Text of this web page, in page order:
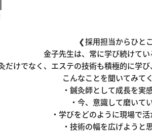
❮採用担当からひと
金子先生は、常に学び続けてい
だけでなく、エステの技術も積極的に学
こんなことを聞いてみて
・鍼灸師として成長を実
・今、意識して磨いて
・学びをどのように現場で
・技術の幅を広げようと